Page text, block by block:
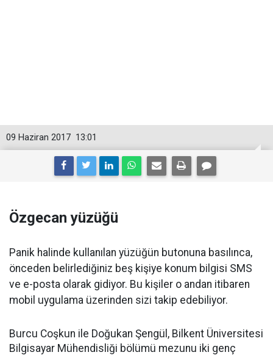
13:01
09 Haziran 2017
Özgecan yüzüğü
Panik halinde kullanılan yüzüğün butonuna basılınca,
önceden belirlediğiniz beş kişiye konum bilgisi SMS
ve e-posta olarak gidiyor. Bu kişiler o andan itibaren
mobil uygulama üzerinden sizi takip edebiliyor.
Burcu Coşkun ile Doğukan Şengül, Bilkent Üniversitesi
Bilgisayar Mühendisliği bölümü mezunu iki genç